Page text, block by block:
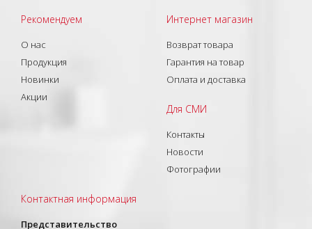
Рекомендуем
О нас
Продукция
Новинки
Акции
Интернет магазин
Возврат товара
Гарантия на товар
Оплата и доставка
Для СМИ
Контакты
Новости
Фотографии
Контактная информация
Представительство